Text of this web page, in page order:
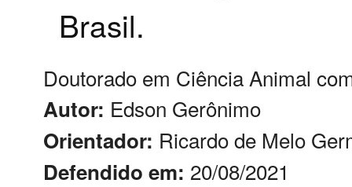
Brasil.
Doutorado em Ciência Animal
Autor: Edson Gerônimo
Orientador: Ricardo de Melo
Defendido em: 20/08/2021